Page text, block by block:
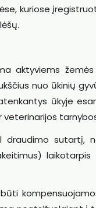
kuriose
aktyviems žemės
nuo ūkinių
ūkyje
sutartį,